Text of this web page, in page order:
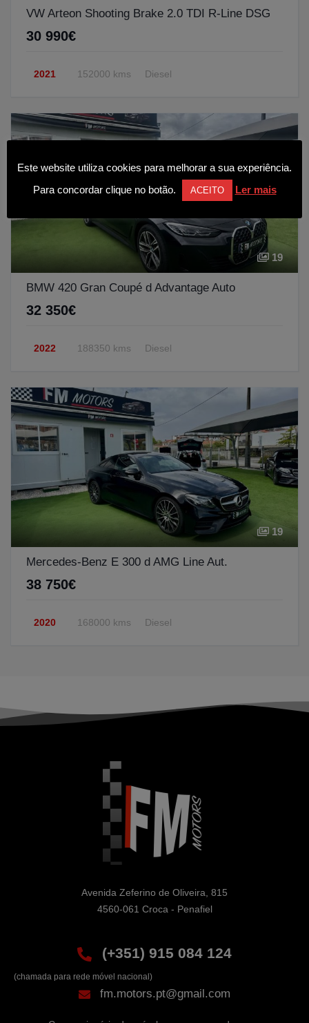
VW Arteon Shooting Brake 2.0 TDI R-Line DSG
30 990€
2021 152000 kms Diesel
19
BMW 420 Gran Coupé d Advantage Auto
32 350€
2022 188350 kms Diesel
19
Mercedes-Benz E 300 d AMG Line Aut.
38 750€
2020 168000 kms Diesel
Avenida Zeferino de Oliveira, 815
4560-061 Croca - Penafiel
(+351) 915 084 124
(chamada para rede móvel nacional)
fm.motors.pt@gmail.com
Este website utiliza cookies para melhorar a sua experiência.
Para concordar clique no botão.
ACEITO Ler mais